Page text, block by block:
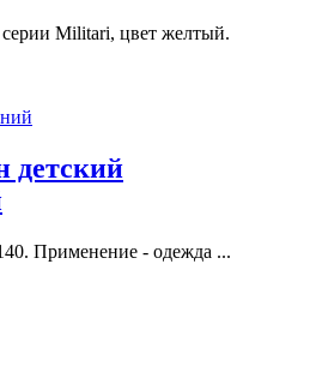
Militari, цвет желтый.
детский
Применение - одежда ...